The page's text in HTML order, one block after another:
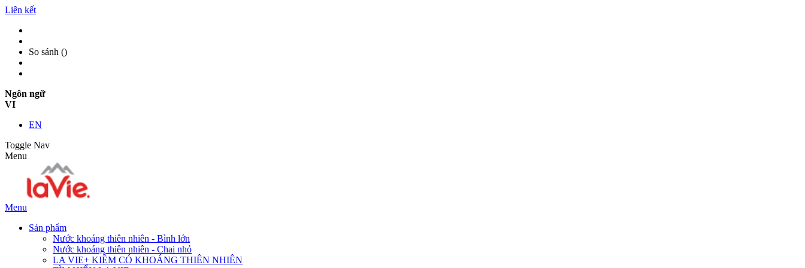
Liên kết
So sánh ()
Ngôn ngữ
VI
EN
Toggle Nav
Menu
Menu
Sản phẩm
Nước khoáng thiên nhiên - Bình lớn
Nước khoáng thiên nhiên - Chai nhỏ
LA VIE+ KIỀM CÓ KHOÁNG THIÊN NHIÊN